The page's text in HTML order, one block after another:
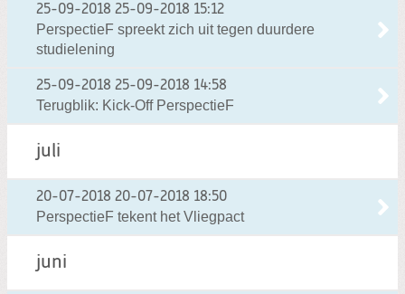
25-09-2018 25-09-2018 15:12
PerspectieF spreekt zich uit tegen duurdere
studielening
25-09-2018 25-09-2018 14:58
Terugblik: Kick-Off PerspectieF
juli
20-07-2018 20-07-2018 18:50
PerspectieF tekent het Vliegpact
juni